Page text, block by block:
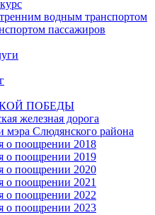
водным транспортом
пассажиров
ПОБЕДЫ
железная дорога
Слюдянского района
о поощрении 2018
о поощрении 2019
о поощрении 2020
о поощрении 2021
о поощрении 2022
о поощрении 2023